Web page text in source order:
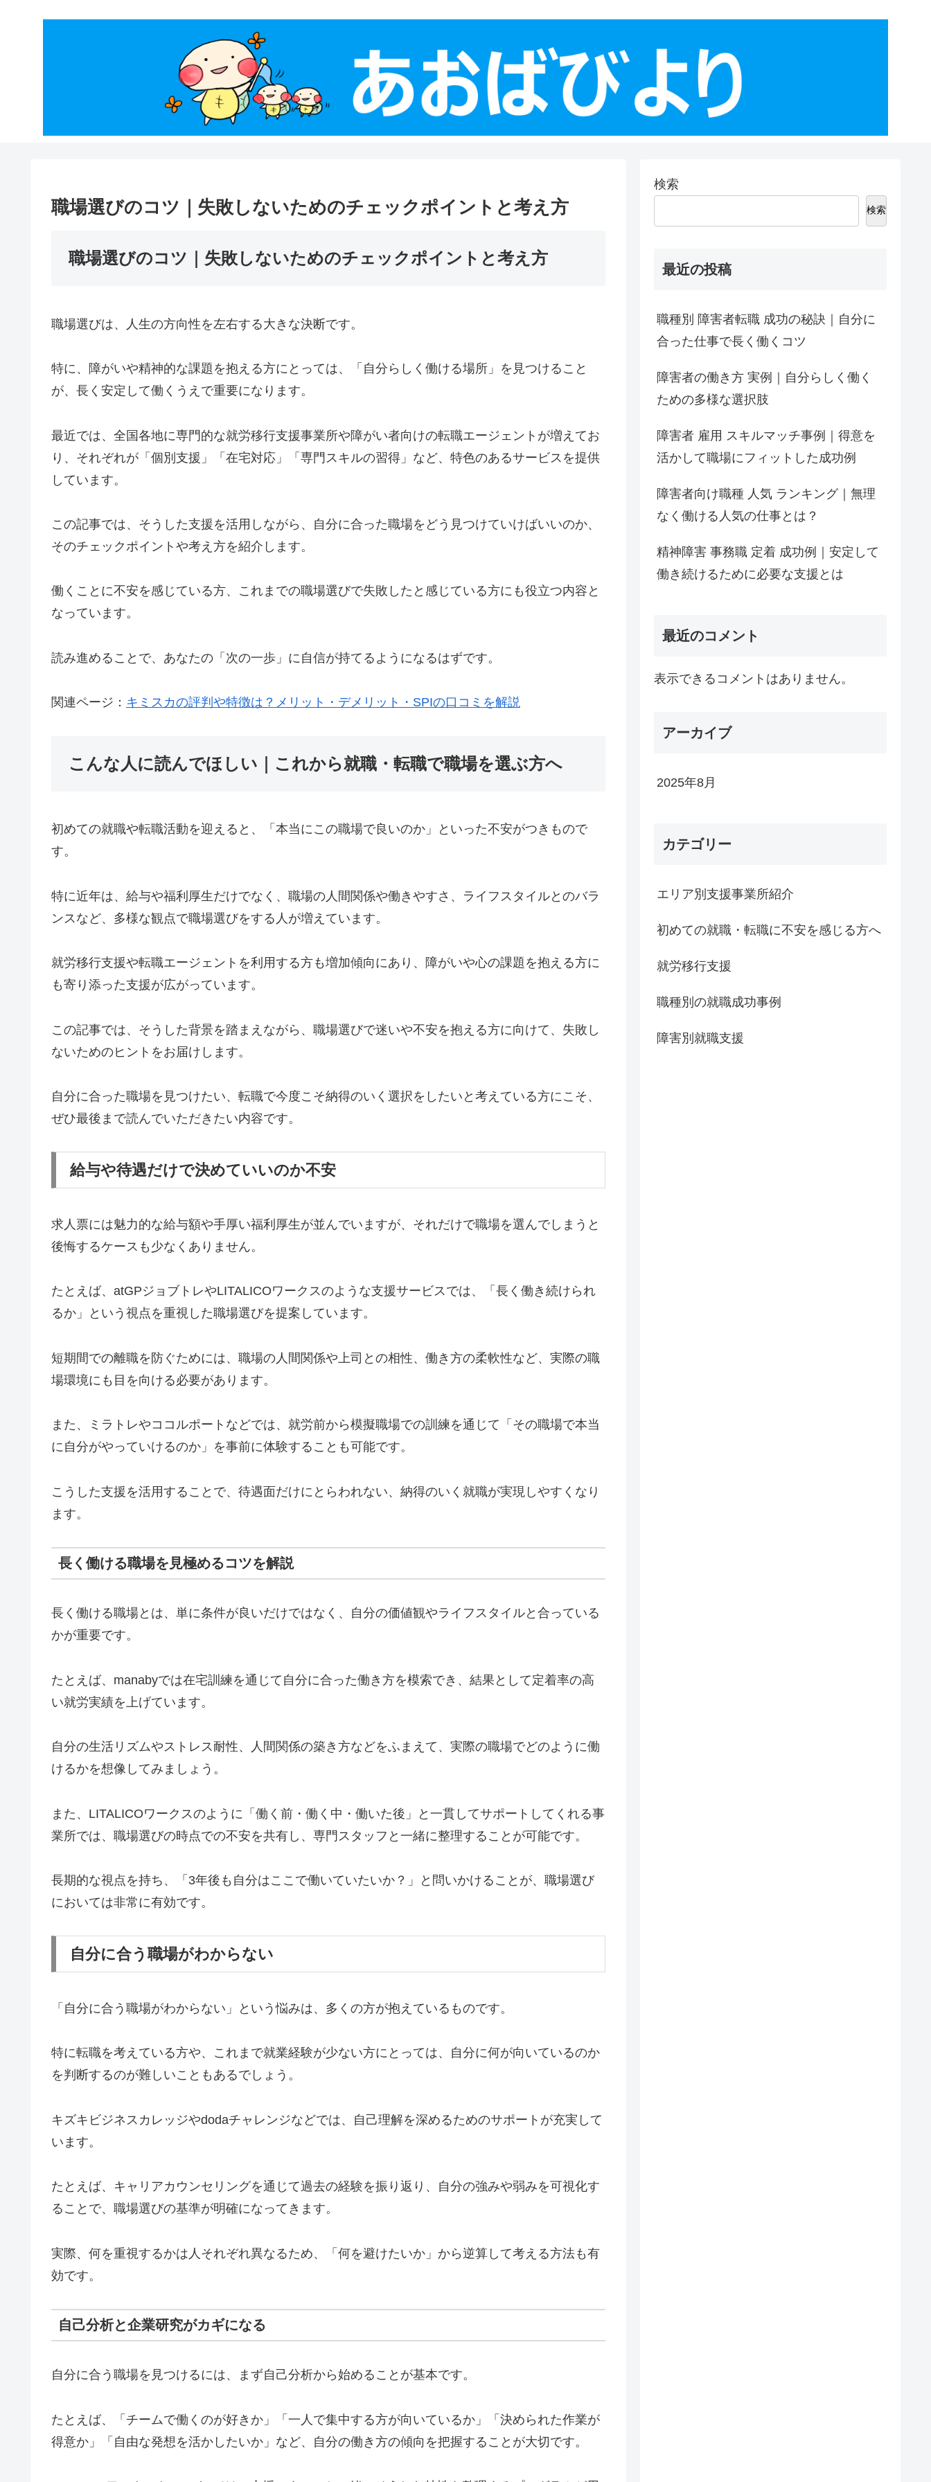
職場選びのコツ｜失敗しないためのチェックポイントと考え方
職場選びのコツ｜失敗しないためのチェックポイントと考え方
職場選びは、人生の方向性を左右する大きな決断です。
特に、障がいや精神的な課題を抱える方にとっては、「自分らしく働ける場所」を見つけること
が、長く安定して働くうえで重要になります。
最近では、全国各地に専門的な就労移行支援事業所や障がい者向けの転職エージェントが増えてお
り、それぞれが「個別支援」「在宅対応」「専門スキルの習得」など、特色のあるサービスを提供
しています。
この記事では、そうした支援を活用しながら、自分に合った職場をどう見つけていけばいいのか、
そのチェックポイントや考え方を紹介します。
働くことに不安を感じている方、これまでの職場選びで失敗したと感じている方にも役立つ内容と
なっています。
読み進めることで、あなたの「次の一歩」に自信が持てるようになるはずです。
関連ページ： キミスカの評判や特徴は？メリット・デメリット・SPIの口コミを解説
こんな人に読んでほしい｜これから就職・転職で職場を選ぶ方へ
初めての就職や転職活動を迎えると、「本当にこの職場で良いのか」といった不安がつきもので
す。
特に近年は、給与や福利厚生だけでなく、職場の人間関係や働きやすさ、ライフスタイルとのバラ
ンスなど、多様な観点で職場選びをする人が増えています。
就労移行支援や転職エージェントを利用する方も増加傾向にあり、障がいや心の課題を抱える方に
も寄り添った支援が広がっています。
この記事では、そうした背景を踏まえながら、職場選びで迷いや不安を抱える方に向けて、失敗し
ないためのヒントをお届けします。
自分に合った職場を見つけたい、転職で今度こそ納得のいく選択をしたいと考えている方にこそ、
ぜひ最後まで読んでいただきたい内容です。
給与や待遇だけで決めていいのか不安
求人票には魅力的な給与額や手厚い福利厚生が並んでいますが、それだけで職場を選んでしまうと
後悔するケースも少なくありません。
たとえば、atGPジョブトレやLITALICOワークスのような支援サービスでは、「長く働き続けられ
るか」という視点を重視した職場選びを提案しています。
短期間での離職を防ぐためには、職場の人間関係や上司との相性、働き方の柔軟性など、実際の職
場環境にも目を向ける必要があります。
また、ミラトレやココルポートなどでは、就労前から模擬職場での訓練を通じて「その職場で本当
に自分がやっていけるのか」を事前に体験することも可能です。
こうした支援を活用することで、待遇面だけにとらわれない、納得のいく就職が実現しやすくなり
ます。
長く働ける職場を見極めるコツを解説
長く働ける職場とは、単に条件が良いだけではなく、自分の価値観やライフスタイルと合っている
かが重要です。
たとえば、manabyでは在宅訓練を通じて自分に合った働き方を模索でき、結果として定着率の高
い就労実績を上げています。
自分の生活リズムやストレス耐性、人間関係の築き方などをふまえて、実際の職場でどのように働
けるかを想像してみましょう。
また、LITALICOワークスのように「働く前・働く中・働いた後」と一貫してサポートしてくれる事
業所では、職場選びの時点での不安を共有し、専門スタッフと一緒に整理することが可能です。
長期的な視点を持ち、「3年後も自分はここで働いていたいか？」と問いかけることが、職場選び
においては非常に有効です。
自分に合う職場がわからない
「自分に合う職場がわからない」という悩みは、多くの方が抱えているものです。
特に転職を考えている方や、これまで就業経験が少ない方にとっては、自分に何が向いているのか
を判断するのが難しいこともあるでしょう。
キズキビジネスカレッジやdodaチャレンジなどでは、自己理解を深めるためのサポートが充実して
います。
たとえば、キャリアカウンセリングを通じて過去の経験を振り返り、自分の強みや弱みを可視化す
ることで、職場選びの基準が明確になってきます。
実際、何を重視するかは人それぞれ異なるため、「何を避けたいか」から逆算して考える方法も有
効です。
自己分析と企業研究がカギになる
自分に合う職場を見つけるには、まず自己分析から始めることが基本です。
たとえば、「チームで働くのが好きか」「一人で集中する方が向いているか」「決められた作業が
得意か」「自由な発想を活かしたいか」など、自分の働き方の傾向を把握することが大切です。
検索
検索
最近の投稿
職種別 障害者転職 成功の秘訣｜自分に
合った仕事で長く働くコツ
障害者の働き方 実例｜自分らしく働く
ための多様な選択肢
障害者 雇用 スキルマッチ事例｜得意を
活かして職場にフィットした成功例
障害者向け職種 人気 ランキング｜無理
なく働ける人気の仕事とは？
精神障害 事務職 定着 成功例｜安定して
働き続けるために必要な支援とは
最近のコメント
表示できるコメントはありません。
アーカイブ
2025年8月
カテゴリー
エリア別支援事業所紹介
初めての就職・転職に不安を感じる方へ
就労移行支援
職種別の就職成功事例
障害別就職支援